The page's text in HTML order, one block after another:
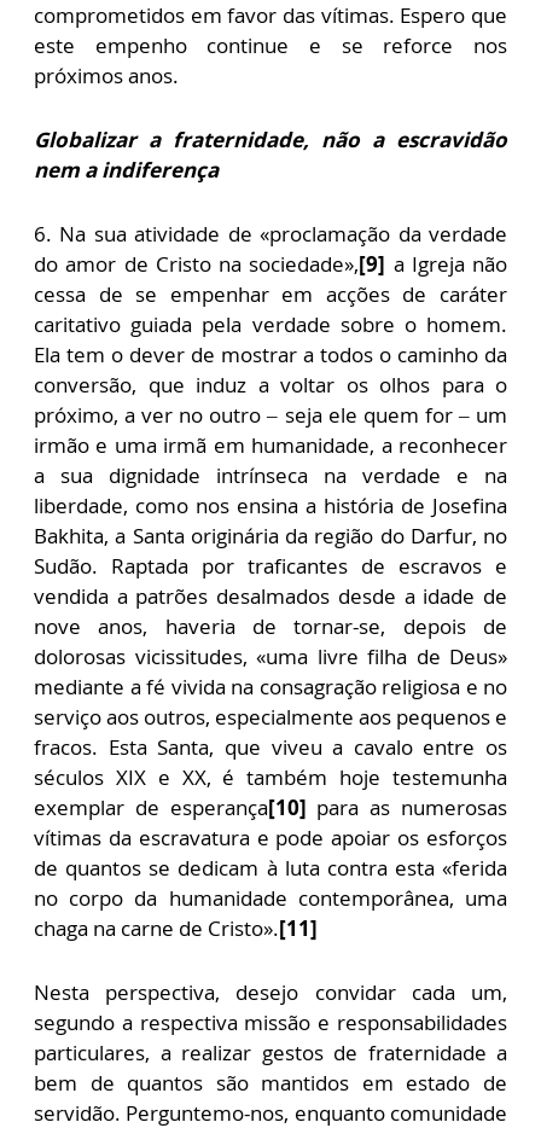
comprometidos em favor das vítimas. Espero que
este empenho continue e se reforce nos
próximos anos.
Globalizar a fraternidade, não a escravidão
nem a indiferença
6. Na sua atividade de «proclamação da verdade
do amor de Cristo na sociedade»,[9] a Igreja não
cessa de se empenhar em acções de caráter
caritativo guiada pela verdade sobre o homem.
Ela tem o dever de mostrar a todos o caminho da
conversão, que induz a voltar os olhos para o
próximo, a ver no outro – seja ele quem for – um
irmão e uma irmã em humanidade, a reconhecer
a sua dignidade intrínseca na verdade e na
liberdade, como nos ensina a história de Josefina
Bakhita, a Santa originária da região do Darfur, no
Sudão. Raptada por traficantes de escravos e
vendida a patrões desalmados desde a idade de
nove anos, haveria de tornar-se, depois de
dolorosas vicissitudes, «uma livre filha de Deus»
mediante a fé vivida na consagração religiosa e no
serviço aos outros, especialmente aos pequenos e
fracos. Esta Santa, que viveu a cavalo entre os
séculos XIX e XX, é também hoje testemunha
exemplar de esperança[10] para as numerosas
vítimas da escravatura e pode apoiar os esforços
de quantos se dedicam à luta contra esta «ferida
no corpo da humanidade contemporânea, uma
chaga na carne de Cristo».[11]
Nesta perspectiva, desejo convidar cada um,
segundo a respectiva missão e responsabilidades
particulares, a realizar gestos de fraternidade a
bem de quantos são mantidos em estado de
servidão. Perguntemo-nos, enquanto comunidade